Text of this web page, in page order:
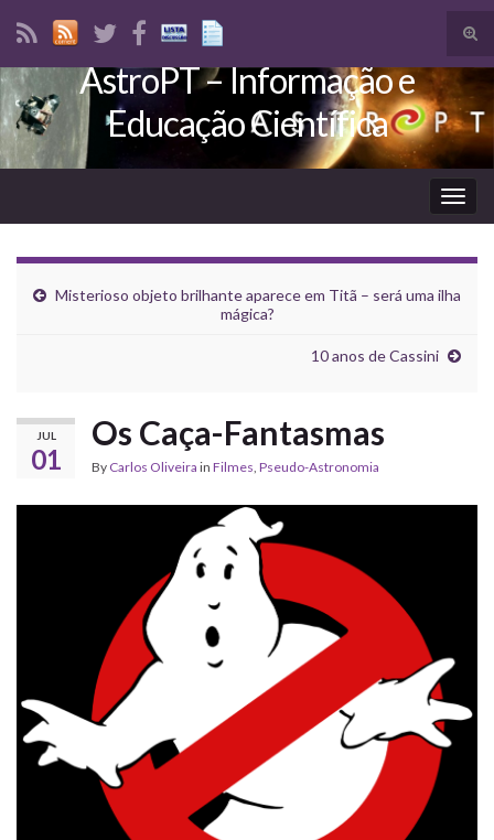
Search for:
AstroPT – Informação e
Educação Científica
Misterioso objeto brilhante aparece em Titã – será uma ilha
mágica?
10 anos de Cassini
JUL
01
Os Caça-Fantasmas
By Carlos Oliveira in Filmes, Pseudo-Astronomia